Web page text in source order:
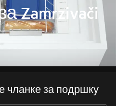
Zamrzivači
чланке за подршку